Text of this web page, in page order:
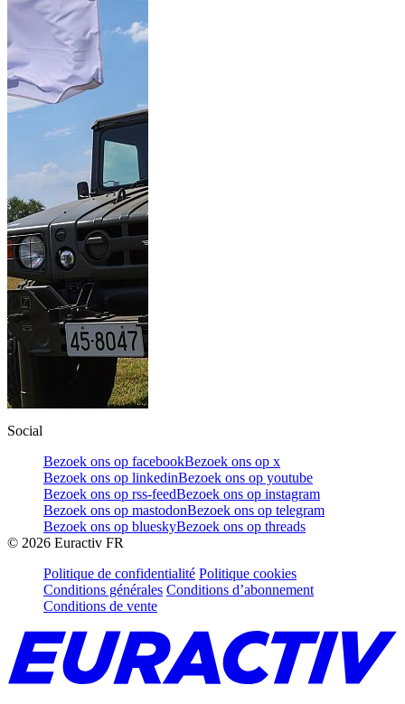
Social
Bezoek ons op facebookBezoek ons op x
Bezoek ons op linkedinBezoek ons op youtube
Bezoek ons op rss-feedBezoek ons op instagram
Bezoek ons op mastodonBezoek ons op telegram
Bezoek ons op blueskyBezoek ons op threads
© 2026 Euractiv FR
Politique de confidentialité Politique cookies
Conditions générales Conditions d’abonnement
Conditions de vente